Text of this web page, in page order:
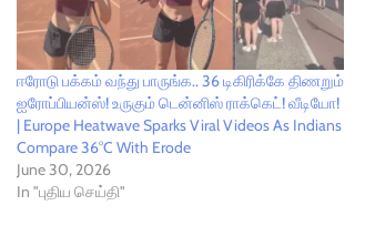
ஈரோடு பக்கம் வந்து பாருங்க.. 36 டிகிரிக்கே திணறும்
ஐரோப்பியன்ஸ்! உருகும் டென்னிஸ் ராக்கெட்! வீடியோ!
| Europe Heatwave Sparks Viral Videos As Indians
Compare 36°C With Erode
June 30, 2026
In "புதிய செய்தி"